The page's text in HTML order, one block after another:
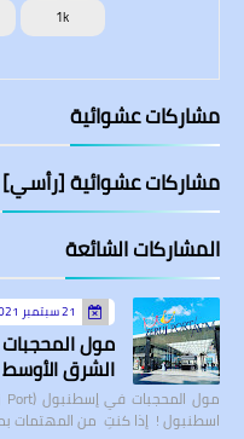
1k
مشاركات عشوائية
مشاركات عشوائية [رأسي]
المشاركات الشائعة
21 سبتمبر 2021
الشرق الأوسط
اسطنبول ! إذا كنتِ من المهتمات